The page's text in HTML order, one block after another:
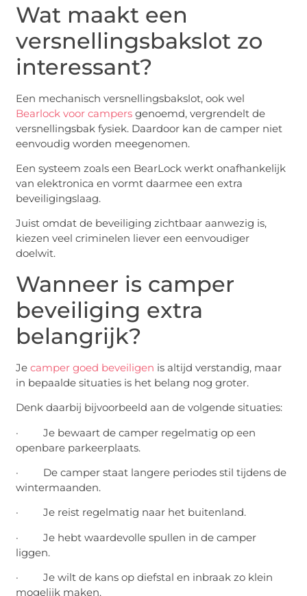
Wat maakt een
versnellingsbakslot zo
interessant?
Een mechanisch versnellingsbakslot, ook wel
Bearlock voor campers genoemd, vergrendelt de
versnellingsbak fysiek. Daardoor kan de camper niet
eenvoudig worden meegenomen.
Een systeem zoals een BearLock werkt onafhankelijk
van elektronica en vormt daarmee een extra
beveiligingslaag.
Juist omdat de beveiliging zichtbaar aanwezig is,
kiezen veel criminelen liever een eenvoudiger
doelwit.
Wanneer is camper
beveiliging extra
belangrijk?
Je camper goed beveiligen is altijd verstandig, maar
in bepaalde situaties is het belang nog groter.
Denk daarbij bijvoorbeeld aan de volgende situaties:
· Je bewaart de camper regelmatig op een
openbare parkeerplaats.
· De camper staat langere periodes stil tijdens de
wintermaanden.
· Je reist regelmatig naar het buitenland.
· Je hebt waardevolle spullen in de camper
liggen.
· Je wilt de kans op diefstal en inbraak zo klein
mogelijk maken.